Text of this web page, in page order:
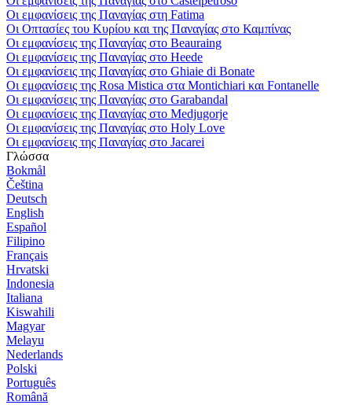
Οι εμφανίσεις της Παναγίας στη Fatima
Οι Οπτασίες του Κυρίου και της Παναγίας στο Καμπίνας
Οι εμφανίσεις της Παναγίας στο Beauraing
Οι εμφανίσεις της Παναγίας στο Heede
Οι εμφανίσεις της Παναγίας στο Ghiaie di Bonate
Οι εμφανίσεις της Rosa Mistica στα Montichiari και Fontanelle
Οι εμφανίσεις της Παναγίας στο Garabandal
Οι εμφανίσεις της Παναγίας στο Medjugorje
Οι εμφανίσεις της Παναγίας στο Holy Love
Οι εμφανίσεις της Παναγίας στο Jacarei
Γλώσσα
Bokmål
Čeština
Deutsch
English
Español
Filipino
Français
Hrvatski
Indonesia
Italiana
Kiswahili
Magyar
Melayu
Nederlands
Polski
Português
Română